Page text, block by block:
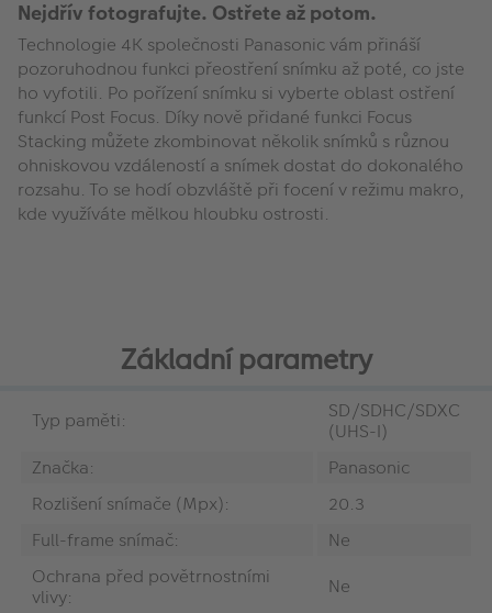
Nejdřív fotografujte. Ostřete až potom.
Technologie 4K společnosti Panasonic vám přináší
pozoruhodnou funkci přeostření snímku až poté, co jste
ho vyfotili. Po pořízení snímku si vyberte oblast ostření
funkcí Post Focus. Díky nově přidané funkci Focus
Stacking můžete zkombinovat několik snímků s různou
ohniskovou vzdáleností a snímek dostat do dokonalého
rozsahu. To se hodí obzvláště při focení v režimu makro,
kde využíváte mělkou hloubku ostrosti.
Základní parametry
Typ paměti:
SD/SDHC/SDXC
(UHS-I)
Značka:
Panasonic
Rozlišení snímače (Mpx):
20.3
Full-frame snímač:
Ne
Ochrana před povětrnostními
vlivy:
Ne